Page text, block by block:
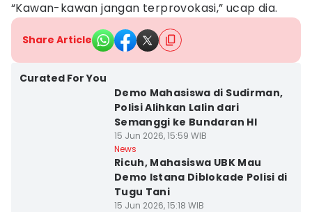
“Kawan-kawan jangan terprovokasi,” ucap dia.
Share Article
Curated For You
Demo Mahasiswa di Sudirman,
Polisi Alihkan Lalin dari
Semanggi ke Bundaran HI
15 Jun 2026, 15:59 WIB
News
Ricuh, Mahasiswa UBK Mau
Demo Istana Diblokade Polisi di
Tugu Tani
15 Jun 2026, 15:18 WIB